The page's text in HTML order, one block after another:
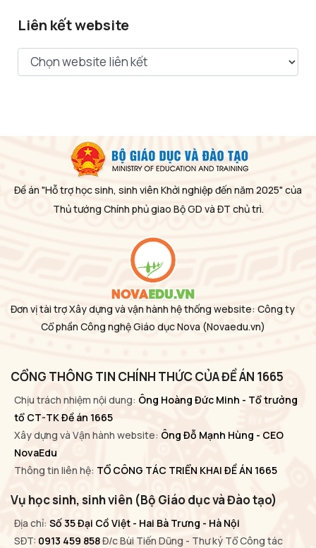
Liên kết website
Đề án "Hỗ trợ học sinh, sinh viên Khởi nghiệp đến năm 2025" của
Thủ tướng Chính phủ giao Bộ GD và ĐT chủ trì.
Đơn vị tài trợ Xây dựng và vận hành hệ thống website: Công ty
Cổ phần Công nghệ Giáo dục Nova (Novaedu.vn)
CỔNG THÔNG TIN CHÍNH THỨC CỦA ĐỀ ÁN 1665
Chịu trách nhiệm nội dung: Ông Hoàng Đức Minh - Tổ trưởng
tổ CT-TK Đề án 1665
Xây dựng và Vận hành website: Ông Đỗ Mạnh Hùng - CEO
NovaEdu
Thông tin liên hệ: TỔ CÔNG TÁC TRIỂN KHAI ĐỀ ÁN 1665
Vụ học sinh, sinh viên (Bộ Giáo dục và Đào tạo)
Địa chỉ: Số 35 Đại Cồ Việt - Hai Bà Trưng - Hà Nội
SĐT: 0913 459 858Đ/c Bùi Tiến Dũng - Thư ký Tổ Công tác